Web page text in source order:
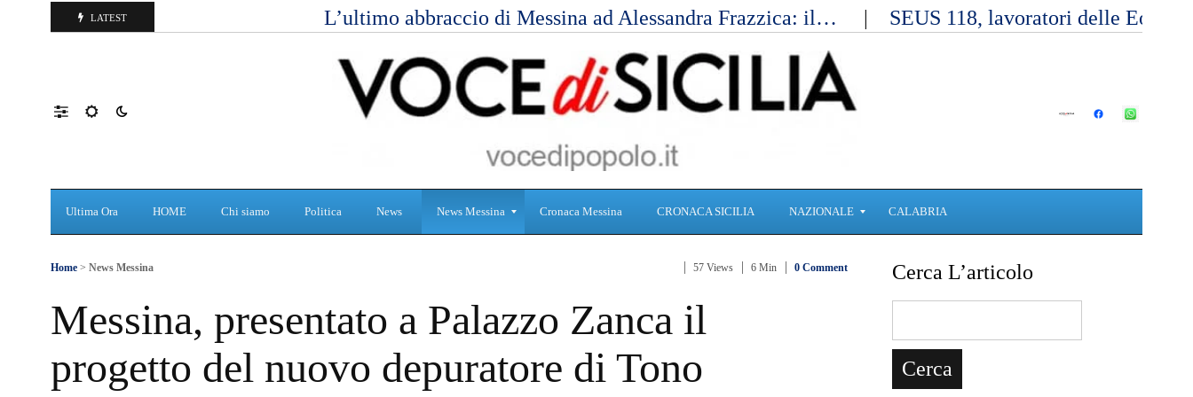
LATEST L’ultimo abbraccio di Messina ad Alessandra Frazzica: il… SEUS 118, lavoratori delle
Ultima Ora HOME Chi siamo Politica News News Messina
n
i
à
Cronaca Messina CRONACA SICILIA NAZIONALE CALABRIA
Home > News Messina 57 Views 6 Min 0 Comment
Messina, presentato a Palazzo Zanca il
progetto del nuovo depuratore di Tono
Cerca L’articolo